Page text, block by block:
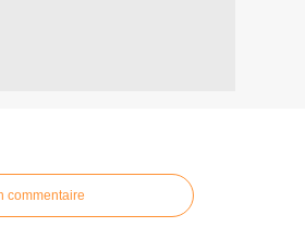
commentaire